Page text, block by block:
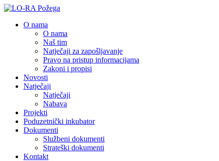
O nama
O nama
Naš tim
Natječaji za zapošljavanje
Pravo na pristup informacijama
Zakoni i propisi
Novosti
Natječaji
Natječaji
Nabava
Projekti
Poduzetnički inkubator
Dokumenti
Službeni dokumenti
Strateški dokumenti
Kontakt